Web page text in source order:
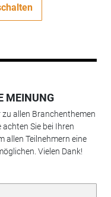
MEINUNG
allen Branchenthemen
Sie bei Ihren
allen Teilnehmern eine
Vielen Dank!